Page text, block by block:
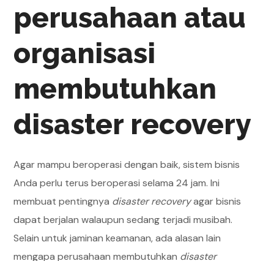
perusahaan atau
organisasi
membutuhkan
disaster recovery
Agar mampu beroperasi dengan baik, sistem bisnis
Anda perlu terus beroperasi selama 24 jam. Ini
membuat pentingnya disaster recoveryagar bisnis
dapat berjalan walaupun sedang terjadi musibah.
Selain untuk jaminan keamanan, ada alasan lain
mengapa perusahaan membutuhkan disaster